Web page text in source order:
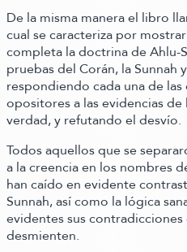
De la misma manera el libro
cual se caracteriza por
completa la doctrina de Ahlu-
pruebas del Corán, la Sunnah
respondiendo cada una de
opositores a las evidencias
verdad, y refutando el desvío.
Todos aquellos que se
a la creencia en los nombres
han caído en evidente
Sunnah, así como la lógica
evidentes sus
desmienten.